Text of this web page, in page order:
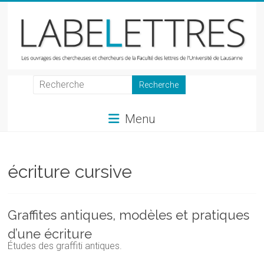
LabeLettres
et
chercheurs
Faculté
des
lettres
Menu
écriture cursive
Graffites antiques, modèles et pratiques
d’une écriture
Études des graffiti antiques.